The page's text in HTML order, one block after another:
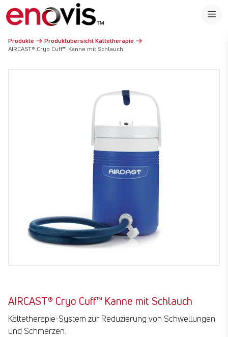
Produkte
Produktübersicht Kältetherapie
AIRCAST® Cryo Cuff™ Kanne mit Schlauch
AIRCAST® Cryo Cuff™ Kanne mit Schlauch
Kältetherapie-System zur Reduzierung von Schwellungen
und Schmerzen.